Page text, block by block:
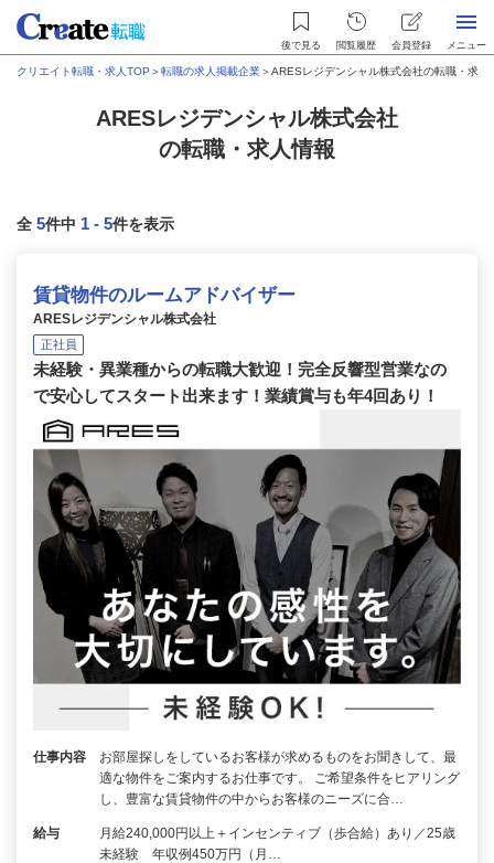
後で見る 閲覧履歴 会員登録 メニュー
クリエイト転職・求人TOP ＞転職の求人掲載企業＞ARESレジデンシャル株式会社の転職・求人
ARESレジデンシャル株式会社
の転職・求人情報
全 5件中 1 - 5件を表示
賃貸物件のルームアドバイザー
ARESレジデンシャル株式会社
正社員
未経験・異業種からの転職大歓迎！完全反響型営業なの
で安心してスタート出来ます！業績賞与も年4回あり！
仕事内容
お部屋探しをしているお客様が求めるものをお聞きして、最
適な物件をご案内するお仕事です。 ご希望条件をヒアリング
し、豊富な賃貸物件の中からお客様のニーズに合…
給与
月給240,000円以上＋インセンティブ（歩合給）あり／25歳
未経験 年収例450万円（月…